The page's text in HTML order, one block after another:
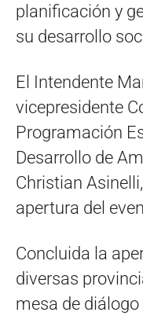
planificación y
su desarrollo
El Intendente
vicepresidente
Programación
Desarrollo de
Christian
apertura del
Concluida la
diversas
mesa de